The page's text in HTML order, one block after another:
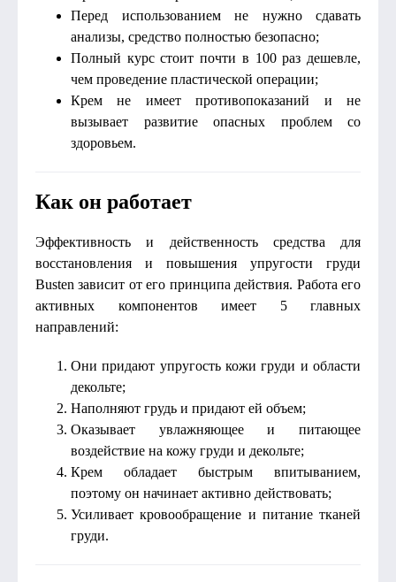
Перед использованием не нужно сдавать
анализы, средство полностью безопасно;
Полный курс стоит почти в 100 раз дешевле,
чем проведение пластической операции;
Крем не имеет противопоказаний и не
вызывает развитие опасных проблем со
здоровьем.
Как он работает
Эффективность и действенность средства для
восстановления и повышения упругости груди
Busten зависит от его принципа действия. Работа его
активных компонентов имеет 5 главных
направлений:
Они придают упругость кожи груди и области
декольте;
Наполняют грудь и придают ей объем;
Оказывает увлажняющее и питающее
воздействие на кожу груди и декольте;
Крем обладает быстрым впитыванием,
поэтому он начинает активно действовать;
Усиливает кровообращение и питание тканей
груди.